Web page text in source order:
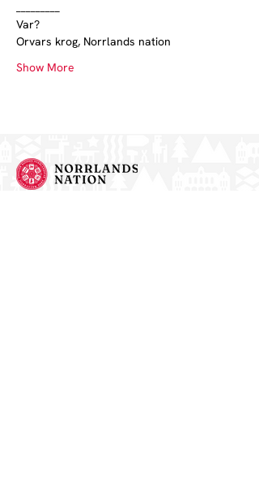
Var?
Orvars krog, Norrlands nation
Show More